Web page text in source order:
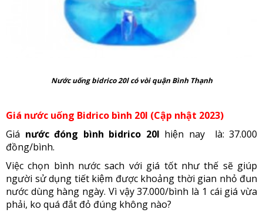
Nước uống bidrico 20l có vòi quận Bình Thạnh
Giá nước uống Bidrico bình 20l (Cập nhật 2023)
Giá nước đóng bình bidrico 20l hiện nay là: 37.000
đồng/bình.
Việc chọn bình nước sach với giá tốt như thế sẽ giúp
người sử dụng tiết kiệm được khoảng thời gian nhỏ đun
nước dùng hàng ngày. Vì vậy 37.000/bình là 1 cái giá vừa
phải, ko quá đắt đỏ đúng không nào?